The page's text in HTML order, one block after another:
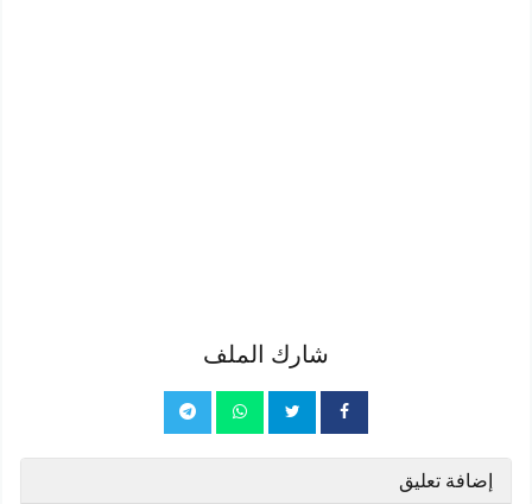
شارك الملف
إضافة تعليق